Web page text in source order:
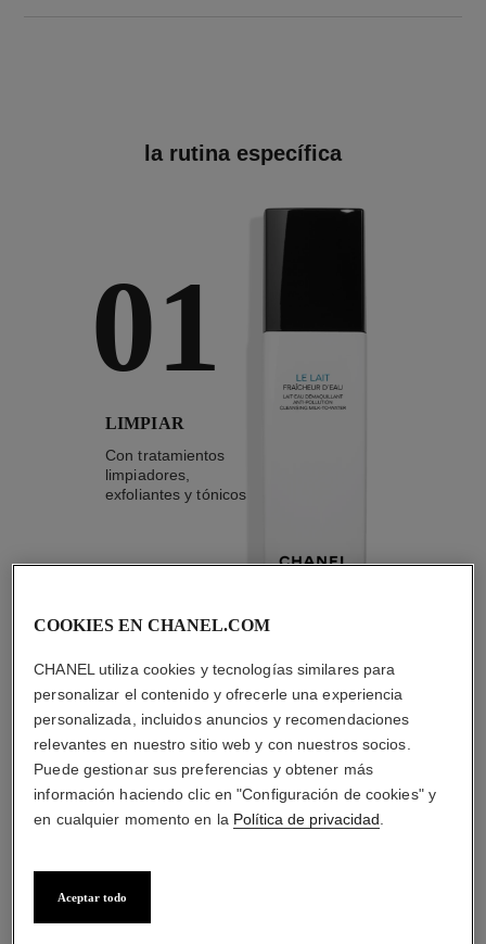
la rutina específica
01
LIMPIAR
Con tratamientos
limpiadores,
exfoliantes y tónicos
LA COMBINACIÓN PERFECTA
COOKIES EN CHANEL.COM
CHANEL utiliza cookies y tecnologías similares para
personalizar el contenido y ofrecerle una experiencia
personalizada, incluidos anuncios y recomendaciones
relevantes en nuestro sitio web y con nuestros socios.
Puede gestionar sus preferencias y obtener más
información haciendo clic en "Configuración de cookies" y
en cualquier momento en la Política de privacidad
Aceptar todo